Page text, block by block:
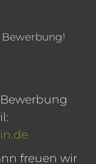
Bewerbung!
freuen wir